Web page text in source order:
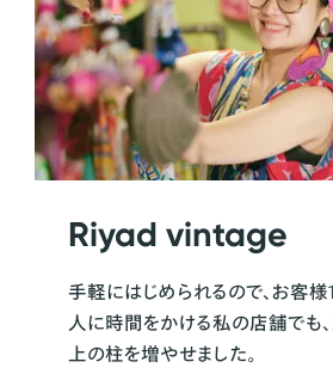
Riyad vintage
手軽にはじめられるので、お客様1
人に時間をかける私の店舗でも
上の柱を増やせました。